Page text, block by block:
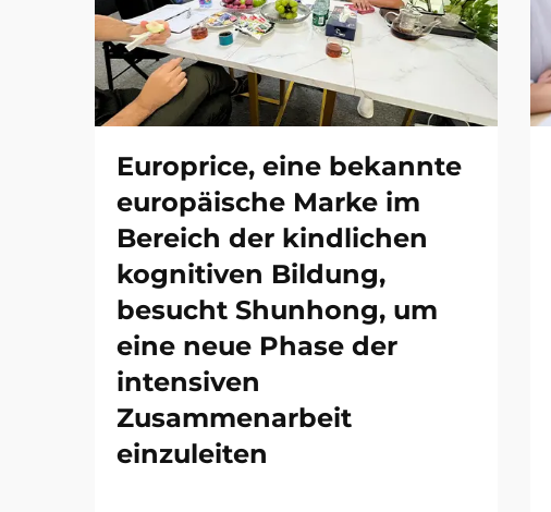
Europrice, eine bekannte
europäische Marke im
Bereich der kindlichen
kognitiven Bildung,
besucht Shunhong, um
eine neue Phase der
intensiven
Zusammenarbeit
einzuleiten